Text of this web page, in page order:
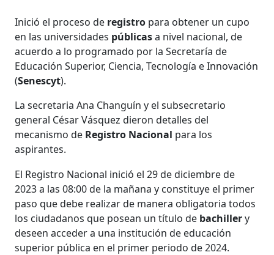
Inició el proceso de registro para obtener un cupo
en las universidades públicasa nivel nacional, de
acuerdo a lo programado por la Secretaría de
Educación Superior, Ciencia, Tecnología e Innovación
(Senescyt).
La secretaria Ana Changuín y el subsecretario
general César Vásquez dieron detalles del
mecanismo de Registro Nacional para los
aspirantes.
El Registro Nacional inició el 29 de diciembre de
2023 a las 08:00 de la mañana y constituye el primer
paso que debe realizar de manera obligatoria todos
los ciudadanos que posean un título de bachillery
deseen acceder a una institución de educación
superior pública en el primer periodo de 2024.